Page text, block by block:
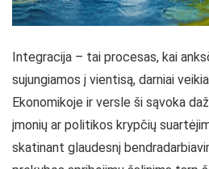
Integracija – tai procesas, kai
sujungiamos į vientisą, darniai
Ekonomikoje ir versle ši sąvoka
įmonių ar politikos krypčių
skatinant glaudesnį